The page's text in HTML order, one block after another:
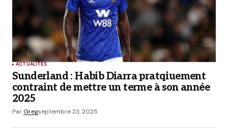
ACTUALITÉS
Sunderland : Habib Diarra pratqiuement
contraint de mettre un terme à son année
2025
Par Gregseptembre 23, 2025